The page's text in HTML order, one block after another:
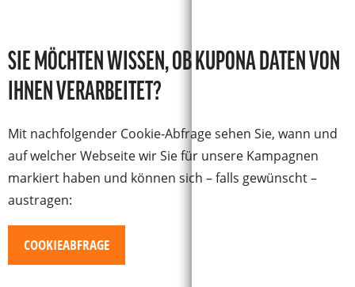
SIE MÖCHTEN WISSEN, OB KUPONA DATEN VON
IHNEN VERARBEITET?
Mit nachfolgender Cookie-Abfrage sehen Sie, wann und
auf welcher Webseite wir Sie für unsere Kampagnen
markiert haben und können sich – falls gewünscht –
austragen:
COOKIEABFRAGE